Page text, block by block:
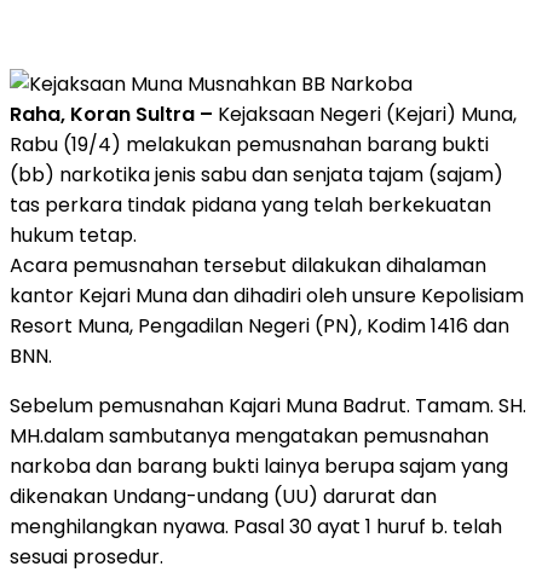
Raha, Koran Sultra – Kejaksaan Negeri (Kejari) Muna,
Rabu (19/4) melakukan pemusnahan barang bukti
(bb) narkotika jenis sabu dan senjata tajam (sajam)
tas perkara tindak pidana yang telah berkekuatan
hukum tetap.
Acara pemusnahan tersebut dilakukan dihalaman
kantor Kejari Muna dan dihadiri oleh unsure Kepolisiam
Resort Muna, Pengadilan Negeri (PN), Kodim 1416 dan
BNN.
Sebelum pemusnahan Kajari Muna Badrut. Tamam. SH.
MH.dalam sambutanya mengatakan pemusnahan
narkoba dan barang bukti lainya berupa sajam yang
dikenakan Undang-undang (UU) darurat dan
menghilangkan nyawa. Pasal 30 ayat 1 huruf b. telah
sesuai prosedur.